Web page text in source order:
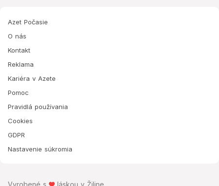
Azet Počasie
O nás
Kontakt
Reklama
Kariéra v Azete
Pomoc
Pravidlá používania
Cookies
GDPR
Nastavenie súkromia
Vyrobené s láskou v Žiline